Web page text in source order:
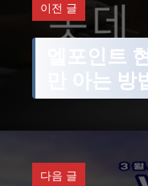
이전 글
엘포인트
만 아는 방
다음 글